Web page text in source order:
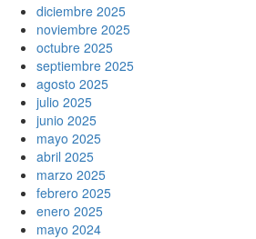
diciembre 2025
noviembre 2025
octubre 2025
septiembre 2025
agosto 2025
julio 2025
junio 2025
mayo 2025
abril 2025
marzo 2025
febrero 2025
enero 2025
mayo 2024